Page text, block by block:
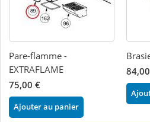
Pare-flamme -
EXTRAFLAME
75,00 €
Ajouter au panier